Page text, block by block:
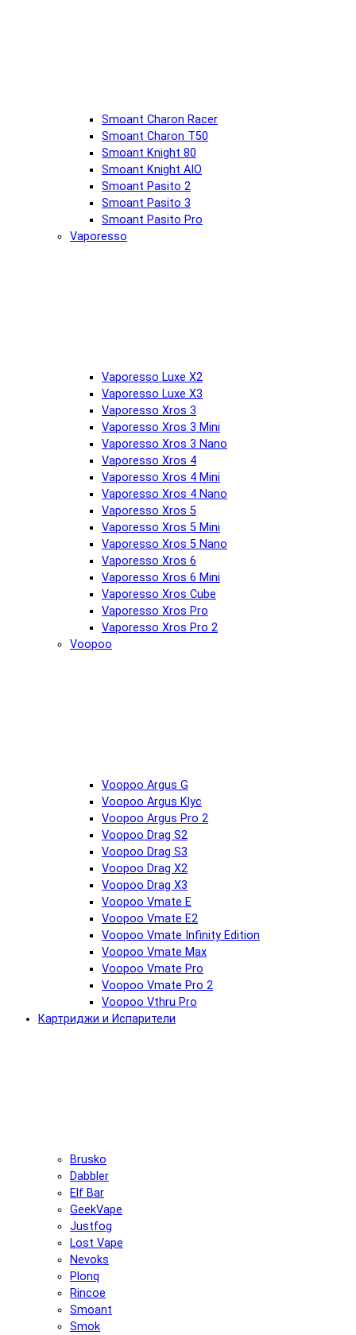
Smoant Charon Racer
Smoant Charon T50
Smoant Knight 80
Smoant Knight AIO
Smoant Pasito 2
Smoant Pasito 3
Smoant Pasito Pro
Vaporesso
Vaporesso Luxe X2
Vaporesso Luxe X3
Vaporesso Xros 3
Vaporesso Xros 3 Mini
Vaporesso Xros 3 Nano
Vaporesso Xros 4
Vaporesso Xros 4 Mini
Vaporesso Xros 4 Nano
Vaporesso Xros 5
Vaporesso Xros 5 Mini
Vaporesso Xros 5 Nano
Vaporesso Xros 6
Vaporesso Xros 6 Mini
Vaporesso Xros Cube
Vaporesso Xros Pro
Vaporesso Xros Pro 2
Voopoo
Voopoo Argus G
Voopoo Argus Klyc
Voopoo Argus Pro 2
Voopoo Drag S2
Voopoo Drag S3
Voopoo Drag X2
Voopoo Drag X3
Voopoo Vmate E
Voopoo Vmate E2
Voopoo Vmate Infinity Edition
Voopoo Vmate Max
Voopoo Vmate Pro
Voopoo Vmate Pro 2
Voopoo Vthru Pro
Картриджи и Испарители
Brusko
Dabbler
Elf Bar
GeekVape
Justfog
Lost Vape
Nevoks
Plonq
Rincoe
Smoant
Smok